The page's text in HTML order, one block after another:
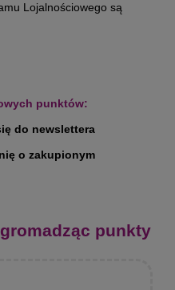
Lojalnościowego są
punktów:
do newslettera
o zakupionym
punkty